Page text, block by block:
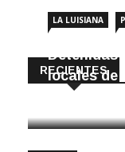
RECIENTES
LA LUISIANA
Detenidas
locales de